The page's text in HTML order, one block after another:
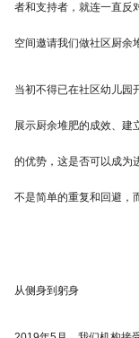
者和支持者，就连一直反
空间邀请我们做社区厨余
当初不得已在社区幼儿园
展示厨余堆肥的成效、建
的优势，这是否可以成为
不是简单的重复和回避，
从侧身到躬身